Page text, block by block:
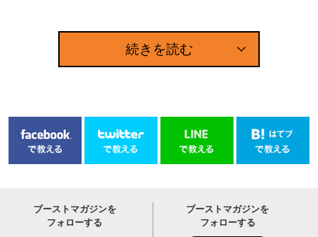
続きを読む
ブーストマガジンを
フォローする
ブーストマガジンを
フォローする